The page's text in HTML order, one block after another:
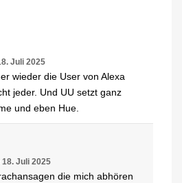
Juli 2025
wieder die User von Alexa
jeder. Und UU setzt ganz
und eben Hue.
18. Juli 2025
die mich abhören